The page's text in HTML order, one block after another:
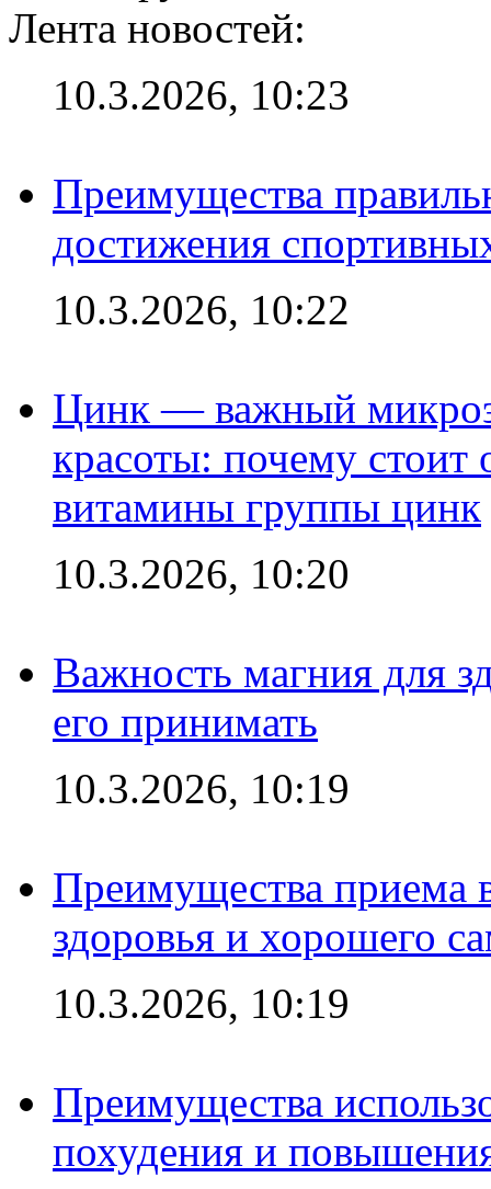
Лента новостей:
10.3.2026, 10:23
Преимущества
достижения
10.3.2026, 10:22
Цинк — важный
красоты: почему стоит
витамины группы цинк
10.3.2026, 10:20
Важность магния для
его принимать
10.3.2026, 10:19
Преимущества приема
здоровья и хорошего
10.3.2026, 10:19
Преимущества
похудения и